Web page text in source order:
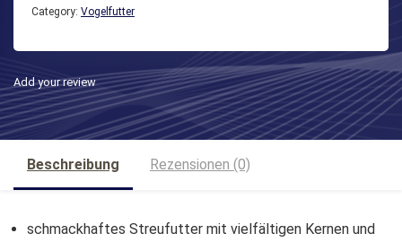
Category: Vogelfutter
Add your review
Beschreibung Rezensionen (0)
schmackhaftes Streufutter mit vielfältigen Kernen und